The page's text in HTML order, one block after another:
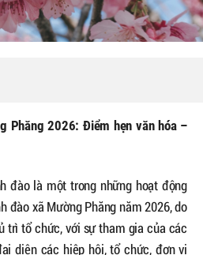
Phăng 2026: Điểm hẹn văn hóa –
đào là một trong những hoạt động
đào xã Mường Phăng năm 2026, do
trì tổ chức, với sự tham gia của các
diện các hiệp hội, tổ chức, đơn vị